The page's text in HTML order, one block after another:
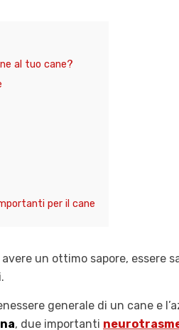
al tuo cane?
per il cane
un ottimo sapore, essere
generale di un cane e
, due importanti